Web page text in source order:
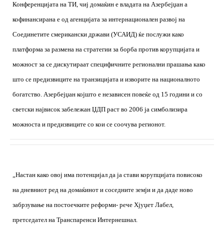
Конференцијата на ТИ, чиј домаќин е владата на Азербејџан а
кофинансирана е од агенцијата за интернационален развој на
Соединетите смерикански држави (УСАИД) ќе послужи како
платформа за размена на стратегии за борба против корупцијата и
можност за се дискутираат специфичните регионални прашања како
што се предизвиците на транзицијата и изворите на националното
богатство. Азербејџан којшто е независен повеќе од 15 години и со
светски највисок забележан ЏДП раст во 2006 ја симболизира
можноста и предизвиците со кои се соочува регионот.
„Настан како овој има потенцијал да ја стави корупцијата повисоко
на дневниот ред на домаќинот и соседните земји и да даде ново
забрзување на постоечките реформи- рече Хјуџет Лабел,
претседател на Транспаренси Интернешнал.